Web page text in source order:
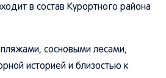
в состав Курортного района
сосновыми лесами,
историей и близостью к